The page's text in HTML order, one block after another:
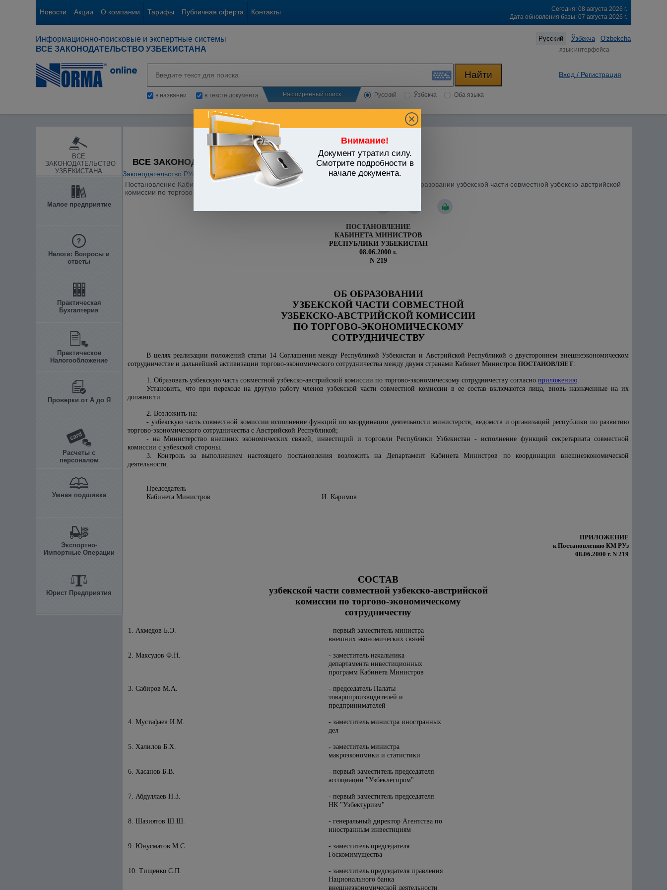
Новости Акции О компании Тарифы Публичная оферта Контакты
Сегодня: 08 августа 2026 г.
Дата обновления базы: 07 августа 2026 г.
Информационно-поисковые и экспертные системы
ВСЕ ЗАКОНОДАТЕЛЬСТВО УЗБЕКИСТАНА
Русский Ўзбекча O'zbekcha
язык интерфейса
в названии в тексте документа Расширенный поиск Русский Ўзбекча Оба языка
Вход / Регистрация
ВСЕ
ЗАКОНОДАТЕЛЬСТВО
УЗБЕКИСТАНА
Малое предприятие
Налоги: Вопросы и
ответы
Практическая
Бухгалтерия
Практическое
Налогообложение
Проверки от А до Я
Расчеты с
персоналом
Умная подшивка
Экспортно-
Импортные Операции
Юрист Предприятия
Внимание!
Документ утратил силу.
Смотрите подробности в
начале документа.
ВСЕ ЗАКОНОДАТЕЛЬСТВО УЗБЕКИСТАНА
Законодательство РУз Международные отношения / Утратившие силу документы /
Постановление Кабинета Министров Республики Узбекистан от 08.06.2000 г. N 219 "Об образовании узбекской части совместной узбекско-австрийской
комиссии по торгово-экономическому сотрудничеству"
ПОСТАНОВЛЕНИЕ
КАБИНЕТА МИНИСТРОВ
РЕСПУБЛИКИ УЗБЕКИСТАН
08.06.2000 г.
N 219
ОБ ОБРАЗОВАНИИ
УЗБЕКСКОЙ ЧАСТИ СОВМЕСТНОЙ
УЗБЕКСКО-АВСТРИЙСКОЙ КОМИССИИ
ПО ТОРГОВО-ЭКОНОМИЧЕСКОМУ
СОТРУДНИЧЕСТВУ
В целях реализации положений статьи 14 Соглашения между Республикой Узбекистан и Австрийской Республикой о двустороннем внешнеэкономическом
сотрудничестве и дальнейшей активизации торгово-экономического сотрудничества между двумя странами Кабинет Министров ПОСТАНОВЛЯЕТ:
1. Образовать узбекскую часть совместной узбекско-австрийской комиссии по торгово-экономическому сотрудничеству согласно приложению.
Установить, что при переходе на другую работу членов узбекской части совместной комиссии в ее состав включаются лица, вновь назначенные на их
должности.
2. Возложить на:
- узбекскую часть совместной комиссии исполнение функций по координации деятельности министерств, ведомств и организаций республики по развитию
торгово-экономического сотрудничества с Австрийской Республикой;
- на Министерство внешних экономических связей, инвестиций и торговли Республики Узбекистан - исполнение функций секретариата совместной
комиссии с узбекской стороны.
3. Контроль за выполнением настоящего постановления возложить на Департамент Кабинета Министров по координации внешнеэкономической
деятельности.
Председатель
Кабинета Министров И. Каримов
ПРИЛОЖЕНИЕ
к Постановлению КМ РУз
08.06.2000 г. N 219
СОСТАВ
узбекской части совместной узбекско-австрийской
комиссии по торгово-экономическому
сотрудничеству
1. Ахмедов Б.Э.
- первый заместитель министра
внешних экономических связей
2. Максудов Ф.Н.
- заместитель начальника
департамента инвестиционных
программ Кабинета Министров
3. Сабиров М.А.
- председатель Палаты
товаропроизводителей и
предпринимателей
4. Мустафаев И.М.
- заместитель министра иностранных
дел
5. Халилов Б.X.
- заместитель министра
макроэкономики и статистики
6. Хасанов Б.В.
- первый заместитель председателя
ассоциации "Узбеклегпром"
7. Абдуллаев Н.З.
- первый заместитель председателя
НК "Узбектуризм"
8. Шазиятов Ш.Ш.
- генеральный директор Агентства по
иностранным инвестициям
9. Юнусматов М.С.
- заместитель председателя
Госкомимущества
10. Тищенко С.П.
- заместитель председателя правления
Национального банка
внешнеэкономической деятельности